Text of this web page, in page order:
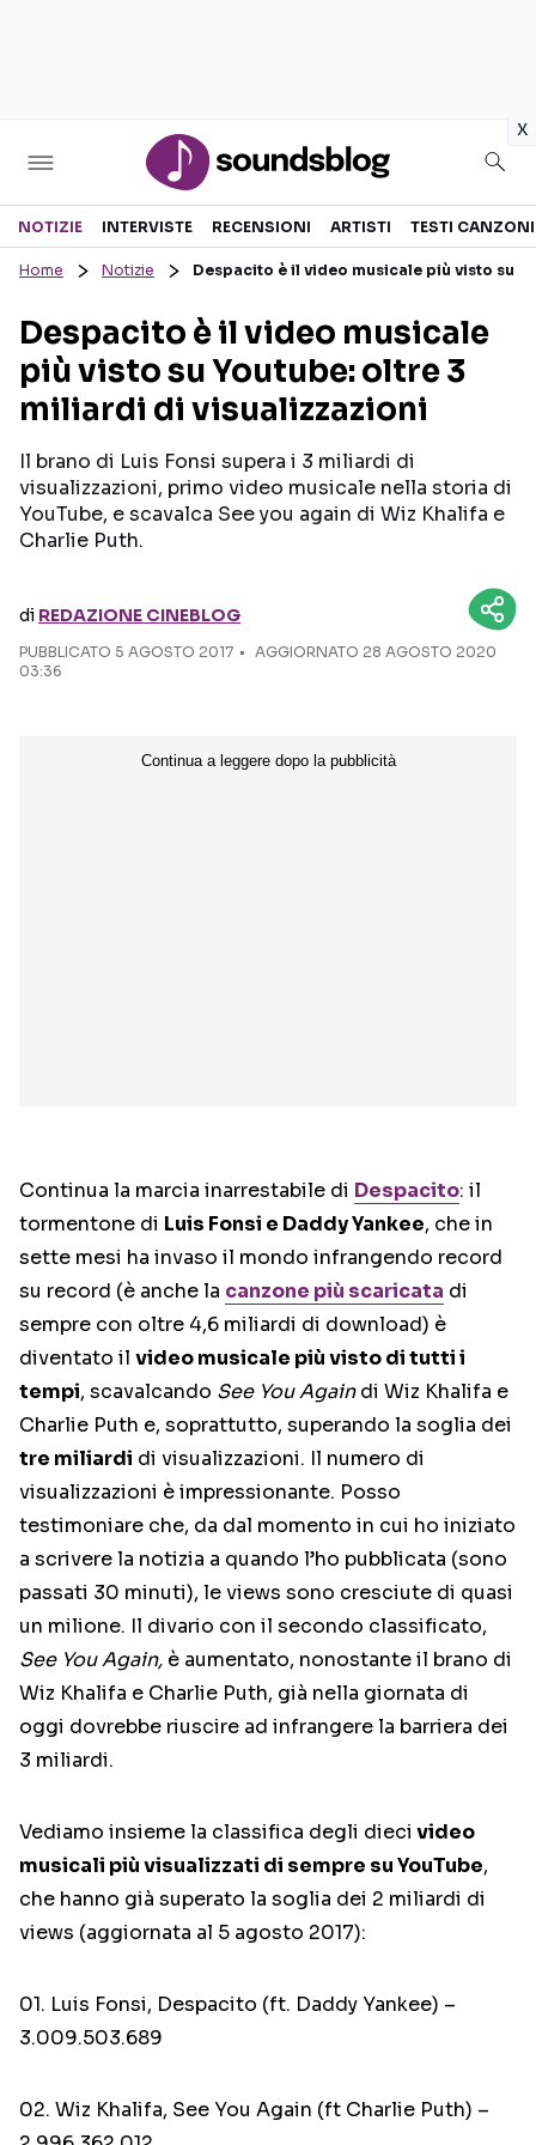
x
Sezioni
RECENSIONI MUSICALI
INTERVISTE
GOSSIP E CURIOSITÀ
TESTI CANZONI
TOUR ED EVENTI
TALENT SHOW
NOTIZIE INTERVISTE RECENSIONI ARTISTI TESTI CANZONI
Home Notizie Despacito è il video musicale più visto su
Despacito è il video musicale
più visto su Youtube: oltre 3
miliardi di visualizzazioni
Il brano di Luis Fonsi supera i 3 miliardi di
visualizzazioni, primo video musicale nella storia di
YouTube, e scavalca See you again di Wiz Khalifa e
Charlie Puth.
di REDAZIONE CINEBLOG
PUBBLICATO 5 AGOSTO 2017
AGGIORNATO 28 AGOSTO 2020
03:36
Continua la marcia inarrestabile di Despacito: il
tormentone di Luis Fonsi e Daddy Yankee, che in
sette mesi ha invaso il mondo infrangendo record
su record (è anche la canzone più scaricata di
sempre con oltre 4,6 miliardi di download) è
diventato il video musicale più visto di tutti i
tempi, scavalcando See You Againdi Wiz Khalifa e
Charlie Puth e, soprattutto, superando la soglia dei
tre miliardi di visualizzazioni. Il numero di
visualizzazioni è impressionante. Posso
testimoniare che, da dal momento in cui ho iniziato
a scrivere la notizia a quando l’ho pubblicata (sono
passati 30 minuti), le views sono cresciute di quasi
un milione. Il divario con il secondo classificato,
See You Again, è aumentato, nonostante il brano di
Wiz Khalifa e Charlie Puth, già nella giornata di
oggi dovrebbe riuscire ad infrangere la barriera dei
3 miliardi.
Vediamo insieme la classifica degli dieci video
musicali più visualizzati di sempre su YouTube,
che hanno già superato la soglia dei 2 miliardi di
views (aggiornata al 5 agosto 2017):
01. Luis Fonsi, Despacito (ft. Daddy Yankee) –
3.009.503.689
02. Wiz Khalifa, See You Again (ft Charlie Puth) –